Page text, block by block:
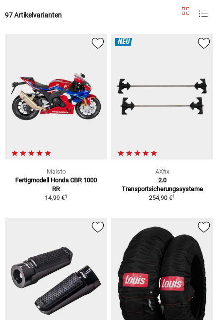
97 Artikelvarianten
Maisto
Fertigmodell Honda CBR 1000
RR
14,99 €1
NEU
AXfix
2.0
Transportsicherungssysteme
254,90 €1